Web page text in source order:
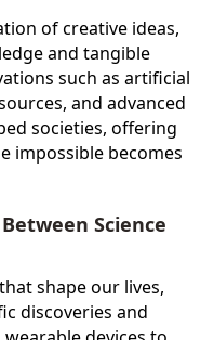
of creative ideas,
and tangible
such as artificial
and advanced
societies, offering
impossible becomes
Science
shape our lives,
discoveries and